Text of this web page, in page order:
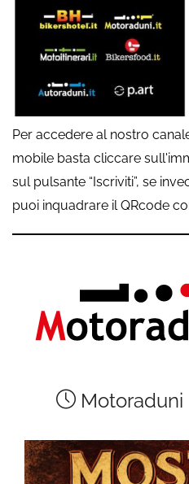
Per accedere al nostro
mobile basta cliccare
sul pulsante “Iscriviti”, se
puoi inquadrare il QRcode
Motoraduni